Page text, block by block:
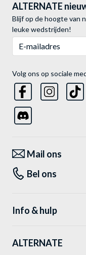
ALTERNATE
Blijf op de hoogte van
leuke wedstrijden!
Volg ons op sociale
Mail ons
Bel ons
Info & hulp
ALTERNATE